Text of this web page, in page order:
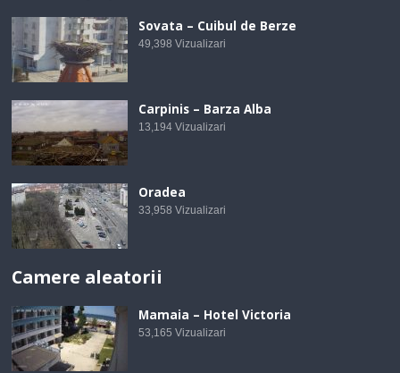
Sovata – Cuibul de Berze
49,398 Vizualizari
Carpinis – Barza Alba
13,194 Vizualizari
Oradea
33,958 Vizualizari
Camere aleatorii
Mamaia – Hotel Victoria
53,165 Vizualizari